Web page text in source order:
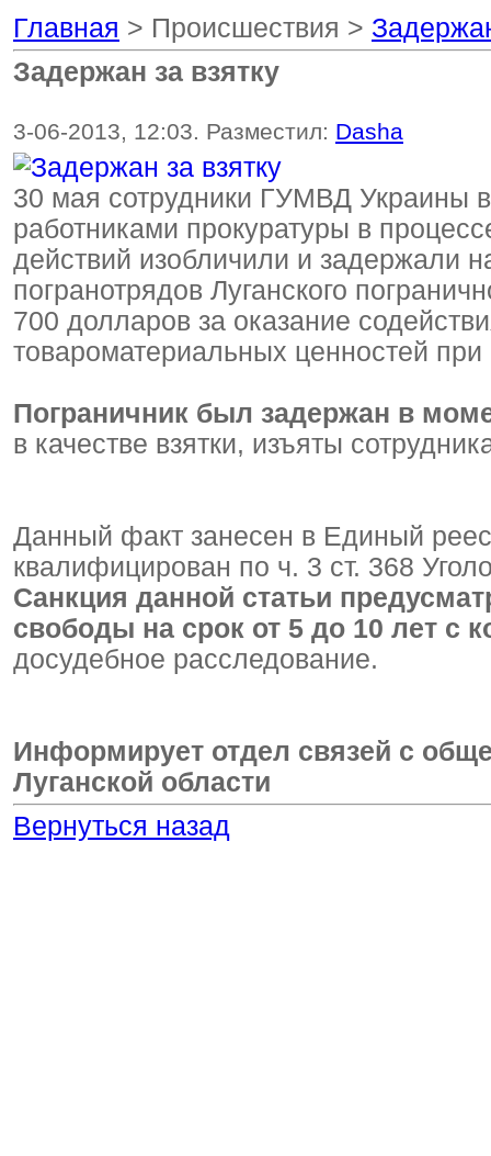
Главная > Происшествия >
Задержан за взятку
3-06-2013, 12:03. Разместил: Dasha
30 мая сотрудники ГУМВД Украины
работниками прокуратуры в
действий изобличили и задержали
погранотрядов Луганского
700 долларов за оказание
товароматериальных ценностей
Пограничник был задержан в
в качестве взятки, изъяты
Данный факт занесен в Единый
квалифицирован по ч. 3 ст. 368
Санкция данной статьи
свободы на срок от 5 до 10 лет с
досудебное расследование.
Информирует отдел связей с
Луганской области
Вернуться назад